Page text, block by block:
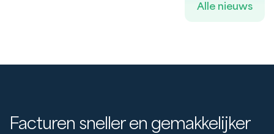
Alle nieuws
Facturen sneller en gemakkelijker